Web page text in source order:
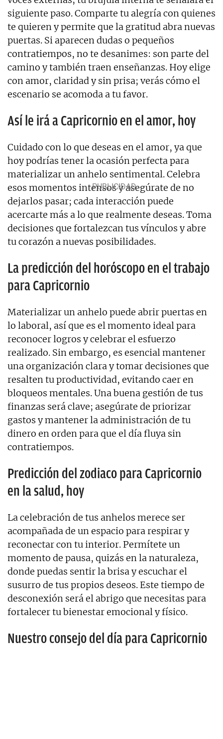
siguiente paso. Comparte tu alegría con quienes
te quieren y permite que la gratitud abra nuevas
puertas. Si aparecen dudas o pequeños
contratiempos, no te desanimes: son parte del
camino y también traen enseñanzas. Hoy elige
con amor, claridad y sin prisa; verás cómo el
escenario se acomoda a tu favor.
Así le irá a Capricornio en el amor, hoy
Cuidado con lo que deseas en el amor, ya que
hoy podrías tener la ocasión perfecta para
materializar un anhelo sentimental. Celebra
esos momentos intensos y asegúrate de no
dejarlos pasar; cada interacción puede
acercarte más a lo que realmente deseas. Toma
decisiones que fortalezcan tus vínculos y abre
tu corazón a nuevas posibilidades.
La predicción del horóscopo en el trabajo
para Capricornio
Materializar un anhelo puede abrir puertas en
lo laboral, así que es el momento ideal para
reconocer logros y celebrar el esfuerzo
realizado. Sin embargo, es esencial mantener
una organización clara y tomar decisiones que
resalten tu productividad, evitando caer en
bloqueos mentales. Una buena gestión de tus
finanzas será clave; asegúrate de priorizar
gastos y mantener la administración de tu
dinero en orden para que el día fluya sin
contratiempos.
Predicción del zodiaco para Capricornio
en la salud, hoy
La celebración de tus anhelos merece ser
acompañada de un espacio para respirar y
reconectar con tu interior. Permítete un
momento de pausa, quizás en la naturaleza,
donde puedas sentir la brisa y escuchar el
susurro de tus propios deseos. Este tiempo de
desconexión será el abrigo que necesitas para
fortalecer tu bienestar emocional y físico.
Nuestro consejo del día para Capricornio